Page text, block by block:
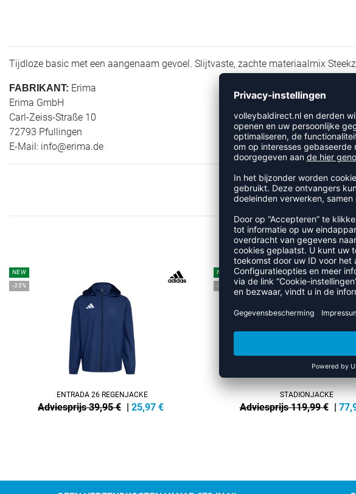
Tijdloze basic met een aangenaam gevoel. Slijtvaste, zachte materiaalmix
FABRIKANT: Erima
Erima GmbH
Carl-Zeiss-Straße 10
72793 Pfullingen
E-Mail: info@erima.de
MEER UIT DE
NEW
-35%
ENTRADA 26 REGENJACKE
Adviesprijs 39,95 € | 25,97 €
NEW
-35%
STADIONJACKE
Adviesprijs 119,99 € |